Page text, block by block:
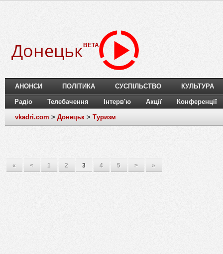
Донецьк BETA
АНОНСИ ПОЛІТИКА СУСПІЛЬСТВО КУЛЬТУРА
Радіо Телебачення Інтерв'ю Акції Конференції
vkadri.com > Донецьк > Туризм
« < 1 2 3 4 5 > »